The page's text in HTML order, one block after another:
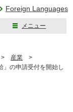
Foreign Languages
メニュー
産業 >
の申請受付を開始し